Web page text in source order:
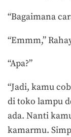
“Bagaimana
“Emmm,”
“Apa?”
“Jadi, kamu
di toko lampu
ada. Nanti
kamarmu.